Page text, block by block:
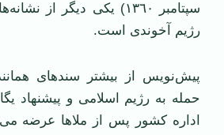
سپتامبر ١٣٦٠) یکی دیگر
رژیم آخوندی است.
پیش‌نویس از بیشتر سندهای
حمله به رژیم اسلامی و پیشنهاد
اداره کشور پس از ملا‌ها عرضه